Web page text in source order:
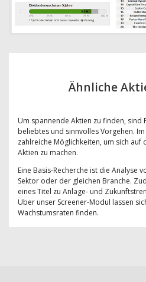
Ähnliche
Um spannende Aktien zu finden, sind
beliebtes und sinnvolles Vorgehen.
zahlreiche Möglichkeiten, um sich auf
Aktien zu machen.
Eine Basis-Recherche ist die Analyse
Sektor oder der gleichen Branche.
eines Titel zu Anlage- und
Über unser Screener-Modul lassen
Wachstumsraten finden.